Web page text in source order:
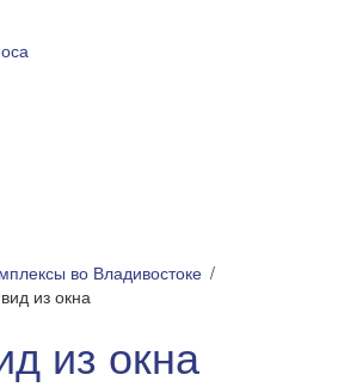
во Владивостоке
из окна
из окна